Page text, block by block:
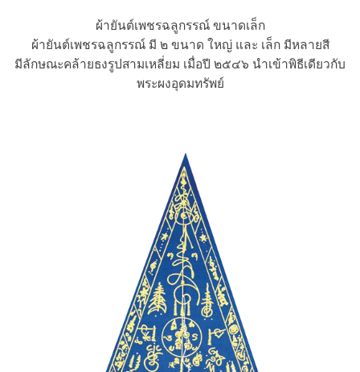
ผ้ายันต์เพชรฉลูกรรณ์ ขนาดเล็ก
ผ้ายันต์เพชรฉลูกรรณ์ มี ๒ ขนาด ใหญ่ และ เล็ก มีหลายสี
มีลักษณะคล้ายธงรูปสามเหลี่ยม เมื่อปี ๒๕๔๖ นำเข้าพิธีเดียวกับ
พระผงอุดมทรัพย์